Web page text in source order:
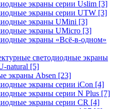
экраны серии Uslim [3]
экраны серии UTW [3]
экраны UMini [3]
экраны UMicro [3]
экраны «Всё-в-одном»
светодиодные экраны
natural [5]
экраны Absen [23]
экраны серии iCon [4]
экраны серии N Plus [7]
экраны серии CR [4]